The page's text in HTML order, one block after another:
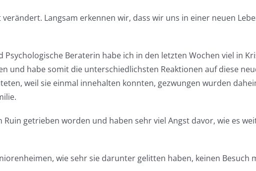
Langsam erkennen wir, dass wir uns in einer neuen
Beraterin habe ich in den letzten Wochen viel in
und habe somit die unterschiedlichsten Reaktionen auf diese
weil sie einmal innehalten konnten, gezwungen wurden
getrieben worden und haben sehr viel Angst davor, wie es
wie sehr sie darunter gelitten haben, keinen